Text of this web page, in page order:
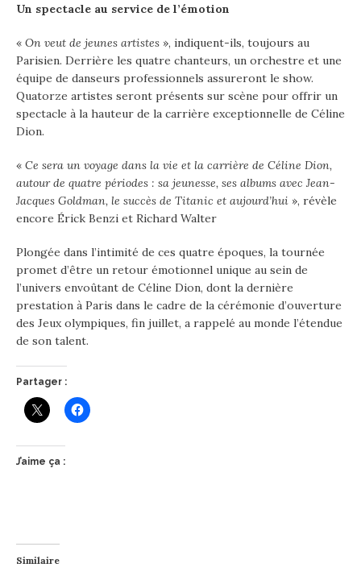
Un spectacle au service de l’émotion
« On veut de jeunes artistes », indiquent-ils, toujours au
Parisien. Derrière les quatre chanteurs, un orchestre et une
équipe de danseurs professionnels assureront le show.
Quatorze artistes seront présents sur scène pour offrir un
spectacle à la hauteur de la carrière exceptionnelle de Céline
Dion.
« Ce sera un voyage dans la vie et la carrière de Céline Dion,
autour de quatre périodes : sa jeunesse, ses albums avec Jean-
Jacques Goldman, le succès de Titanic et aujourd’hui », révèle
encore Érick Benzi et Richard Walter
Plongée dans l’intimité de ces quatre époques, la tournée
promet d’être un retour émotionnel unique au sein de
l’univers envoûtant de Céline Dion, dont la dernière
prestation à Paris dans le cadre de la cérémonie d’ouverture
des Jeux olympiques, fin juillet, a rappelé au monde l’étendue
de son talent.
Partager :
J’aime ça :
Similaire